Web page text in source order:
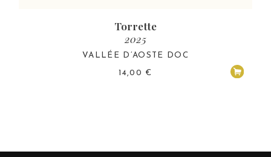
Torrette
2025
VALLÉE D’AOSTE DOC
14,00 €